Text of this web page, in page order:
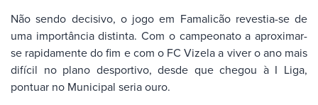
Não sendo decisivo, o jogo em Famalicão revestia-se de
uma importância distinta. Com o campeonato a aproximar-
se rapidamente do fim e com o FC Vizela a viver o ano mais
difícil no plano desportivo, desde que chegou à I Liga,
pontuar no Municipal seria ouro.